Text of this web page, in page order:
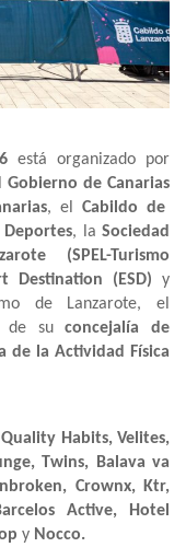
está organizado por
Gobierno de Canarias
, elCabildo de
, laSociedad
(SPEL-Turismo
Destination (ESD) y
de Lanzarote, el
de suconcejalía de
de la Actividad Física
Quality Habits,Velites,
Twins,
Balava va
Crownx, Ktr,
Active, Hotel
y Nocco.